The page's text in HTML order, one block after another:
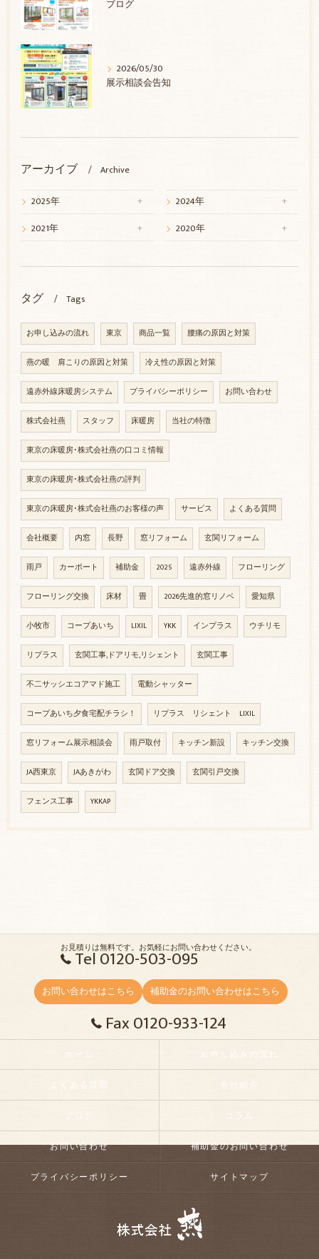
ブログ
2026/05/30
展示相談会告知
アーカイブ Archive
2025年
2024年
2021年
2020年
タグ Tags
お申し込みの流れ 東京 商品一覧 腰痛の原因と対策
燕の暖 肩こりの原因と対策 冷え性の原因と対策
遠赤外線床暖房システム プライバシーポリシー お問い合わせ
株式会社燕 スタッフ 床暖房 当社の特徴
東京の床暖房･株式会社燕の口コミ情報
東京の床暖房･株式会社燕の評判
東京の床暖房･株式会社燕のお客様の声 サービス よくある質問
会社概要 内窓 長野 窓リフォーム 玄関リフォーム
雨戸 カーポート 補助金 2025 遠赤外線 フローリング
フローリング交換 床材 畳 2026先進的窓リノベ 愛知県
小牧市 コープあいち LIXIL YKK インプラス ウチリモ
リプラス 玄関工事,ドアリモ,リシェント 玄関工事
不二サッシエコアマド施工 電動シャッター
コープあいち夕食宅配チラシ！ リプラス リシェント LIXIL
窓リフォーム展示相談会 雨戸取付 キッチン新設 キッチン交換
JA西東京 JAあきがわ 玄関ドア交換 玄関引戸交換
フェンス工事 YKKAP
お見積りは無料です。お気軽にお問い合わせください。
Tel 0120-503-095
お問い合わせはこちら 補助金のお問い合わせはこちら
Fax 0120-933-124
ホーム お申し込みの流れ
よくある質問 会社紹介
ブログ コラム
お問い合わせ 補助金のお問い合わせ
プライバシーポリシー サイトマップ